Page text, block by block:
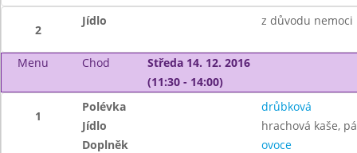
2
Jídlo z důvodu nemoci
Menu Chod
Středa 14. 12. 2016
(11:30 - 14:00)
1
Polévka
drůbková
Jídlo
hrachová kaše,
Doplněk
ovoce